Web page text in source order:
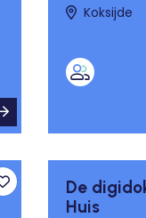
Koksijde
Toevoegen aan
De
Huis